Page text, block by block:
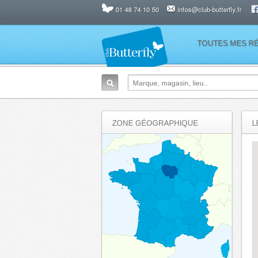
01 48 74 10 50 infos@club-butterfly.fr
TOUTES MES
ZONE GÉOGRAPHIQUE